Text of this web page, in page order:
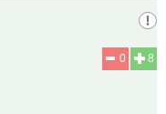
8
0